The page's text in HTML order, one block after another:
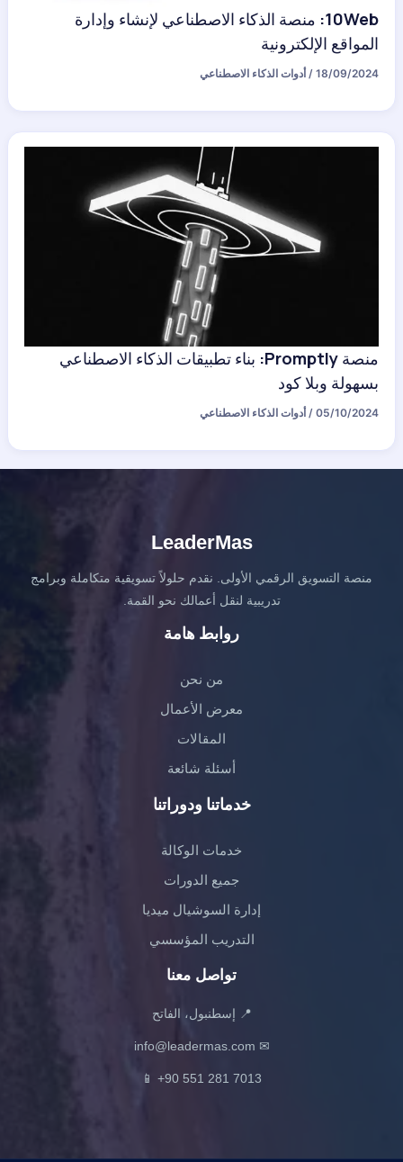
10Web: منصة الذكاء الاصطناعي لإنشاء وإدارة
المواقع الإلكترونية
18/09/2024
/ أدوات الذكاء الاصطناعي
منصة Promptly: بناء تطبيقات الذكاء الاصطناعي
بسهولة وبلا كود
05/10/2024
/ أدوات الذكاء الاصطناعي
LeaderMas
منصة التسويق الرقمي الأولى. نقدم حلولاً تسويقية متكاملة وبرامج
تدريبية لنقل أعمالك نحو القمة.
روابط هامة
من نحن
معرض الأعمال
المقالات
أسئلة شائعة
خدماتنا ودوراتنا
خدمات الوكالة
جميع الدورات
إدارة السوشيال ميديا
التدريب المؤسسي
تواصل معنا
📍 إسطنبول، الفاتح
✉
info@leadermas.com
📱 +90 551 281 7013